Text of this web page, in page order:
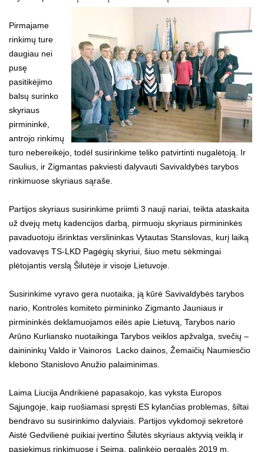
Pirmajame
rinkimų ture
daugiau nei
pusę
pasitikėjimo
balsų surinko
skyriaus
pirmininkė,
antrojo rinkimų
turo nebereikėjo, todėl susirinkime teliko patvirtinti nugalėtoją. Ir
Saulius, ir Zigmantas pakviesti dalyvauti Savivaldybės tarybos
rinkimuose skyriaus sąraše.
Partijos skyriaus susirinkime priimti 3 nauji nariai, teikta ataskaita
už dvejų metų kadencijos darbą, pirmuoju skyriaus pirmininkės
pavaduotoju išrinktas verslininkas Vytautas Stanslovas, kurį laiką
vadovavęs TS-LKD Pagėgių skyriui, šiuo metu sėkmingai
plėtojantis verslą Šilutėje ir visoje Lietuvoje.
Susirinkime vyravo gera nuotaika, ją kūrė Savivaldybės tarybos
nario, Kontrolės komiteto pirmininko Zigmanto Jauniaus ir
pirmininkės deklamuojamos eilės apie Lietuvą, Tarybos nario
Arūno Kurliansko nuotaikinga Tarybos veiklos apžvalga, svečių –
dainininkų Valdo ir Vainoros Lacko dainos, Žemaičių Naumiesčio
klebono Stanislovo Anužio palaiminimas.
Laima Liucija Andrikienė papasakojo, kas vyksta Europos
Sąjungoje, kaip ruošiamasi spręsti ES kylančias problemas, šiltai
bendravo su susirinkimo dalyviais. Partijos vykdomoji sekretorė
Aistė Gedvilienė puikiai įvertino Šilutės skyriaus aktyvią veiklą ir
pasiekimus rinkimuose į Seimą, palinkėjo pergalės 2019 m.